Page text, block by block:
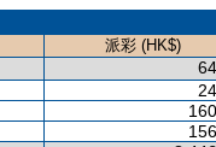
派彩 (HK$)